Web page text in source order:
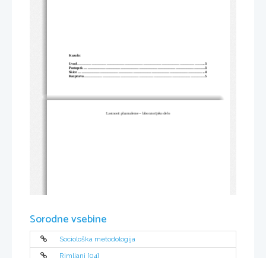
Kazalo:
Uvod.........................................................................................................3
Postopek ...................................................................................................3
Skice ........................................................................................................4
Razprava...................................................................................................5
Lastnosti plazmaleme – laboratorijsko delo
Sorodne vsebine
Sociološka metodologija
Rimljani [04]